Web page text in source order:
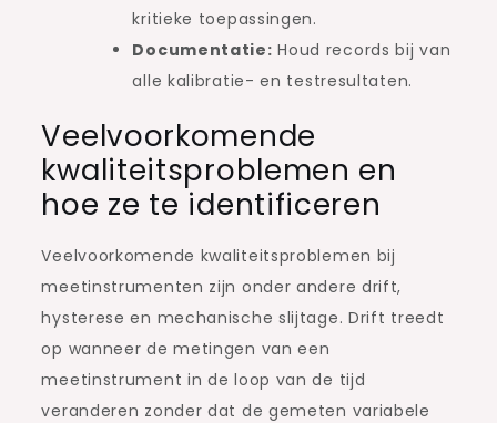
kritieke toepassingen.
Documentatie: Houd records bij van
alle kalibratie- en testresultaten.
Veelvoorkomende
kwaliteitsproblemen en
hoe ze te identificeren
Veelvoorkomende kwaliteitsproblemen bij
meetinstrumenten zijn onder andere drift,
hysterese en mechanische slijtage. Drift treedt
op wanneer de metingen van een
meetinstrument in de loop van de tijd
veranderen zonder dat de gemeten variabele